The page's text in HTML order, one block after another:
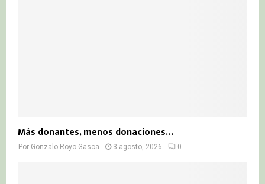
Más donantes, menos donaciones…
Por Gonzalo Royo Gasca 3 agosto, 2026 0